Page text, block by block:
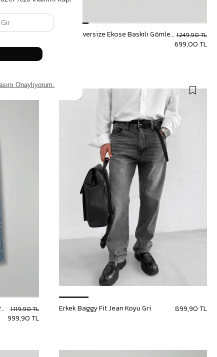
Erkek Oversize Ekose Baskılı Gömlek Mavi
699,00 TL
Erkek Oversize Ekose Baskılı Gömlek Antrasit
699,00 TL
1.249,90 TL
Erkek Slogan İşlemeli Baggy Jean Pantolon Mavi
999,90 TL
1.119,90 TL Erkek Baggy Fit Jean Koyu Gri 899,90 TL